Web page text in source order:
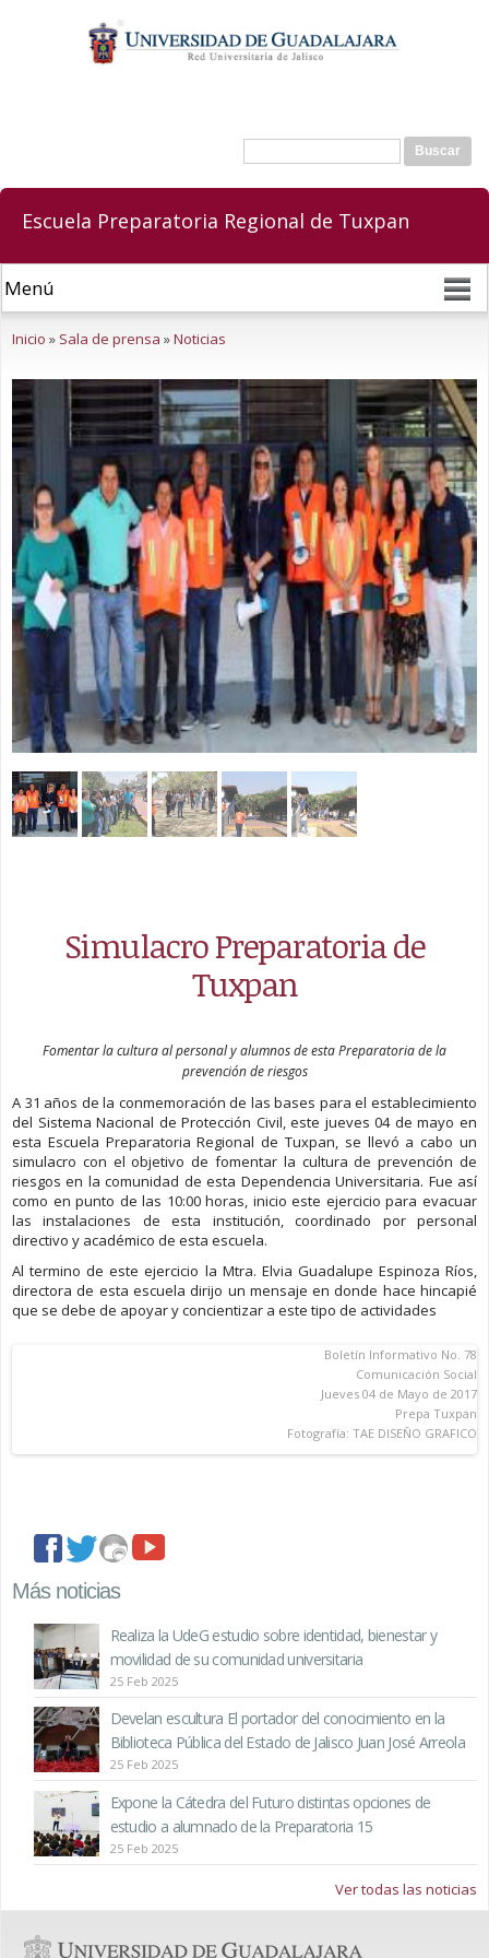
contenido
principal
Formulario de búsqueda
Buscar
Escuela Preparatoria Regional de Tuxpan
Inicio » Sala de prensa »Noticias
Simulacro Preparatoria de
Tuxpan
Fomentar la cultura al personal y alumnos de esta Preparatoria de la
prevención de riesgos
A 31 años de la conmemoración de las bases para el establecimiento
del Sistema Nacional de Protección Civil, este jueves 04 de mayo en
esta Escuela Preparatoria Regional de Tuxpan, se llevó a cabo un
simulacro con el objetivo de fomentar la cultura de prevención de
riesgos en la comunidad de esta Dependencia Universitaria. Fue así
como en punto de las 10:00 horas, inicio este ejercicio para evacuar
las instalaciones de esta institución, coordinado por personal
directivo y académico de esta escuela.
Al termino de este ejercicio la Mtra. Elvia Guadalupe Espinoza Ríos,
directora de esta escuela dirijo un mensaje en donde hace hincapié
que se debe de apoyar y concientizar a este tipo de actividades
Boletín Informativo No. 78
Comunicación Social
Jueves 04 de Mayo de 2017
Prepa Tuxpan
Fotografía: TAE DISEÑO GRAFICO
facebook
twitter imagenes
Más noticias
Realiza la UdeG estudio sobre identidad, bienestar y
movilidad de su comunidad universitaria
25 Feb 2025
Develan escultura El portador del conocimiento en la
Biblioteca Pública del Estado de Jalisco Juan José Arreola
25 Feb 2025
Expone la Cátedra del Futuro distintas opciones de
estudio a alumnado de la Preparatoria 15
25 Feb 2025
Ver todas las noticias